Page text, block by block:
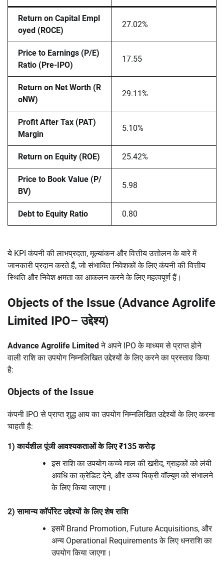
Return on Capital Empl
oyed (ROCE)
27.02%
Price to Earnings (P/E)
Ratio (Pre-IPO)
17.55
Return on Net Worth (R
oNW)
29.11%
Profit After Tax (PAT)
Margin
5.10%
Return on Equity (ROE) 25.42%
Price to Book Value (P/
BV)
5.98
Debt to Equity Ratio 0.80
ये KPI कंपनी की लाभप्रदता, मूल्यांकन और वित्तीय उत्तोलन के बारे में
जानकारी प्रदान करते हैं, जो संभावित निवेशकों के लिए कंपनी की वित्तीय
स्थिति और निवेश क्षमता का आकलन करने के लिए महत्वपूर्ण हैं।
Objects of the Issue (Advance Agrolife
Limited IPO– उद्देश्य)
Advance Agrolife Limitedने अपने IPO के माध्यम से प्राप्त होने
वाली राशि का उपयोग निम्नलिखित उद्देश्यों के लिए करने का प्रस्ताव किया
है:
Objects of the Issue
कंपनी IPO से प्राप्त शुद्ध आय का उपयोग निम्नलिखित उद्देश्यों के लिए करना
चाहती है:
1) कार्यशील पूंजी आवश्यकताओं के लिए ₹135 करोड़
इस राशि का उपयोग कच्चे माल की खरीद, ग्राहकों को लंबी
अवधि का क्रेडिट देने, और उच्च बिक्री वॉल्यूम को संभालने
के लिए किया जाएगा।
2) सामान्य कॉर्पोरेट उद्देश्यों के लिए शेष राशि
इसमें Brand Promotion, Future Acquisitions, और
अन्य Operational Requirements के लिए धनराशि का
उपयोग किया जाएगा।